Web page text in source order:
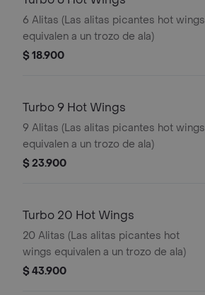
6 Alitas (Las alitas picantes hot wings
equivalen a un trozo de ala)
$ 18.900
Turbo 9 Hot Wings
9 Alitas (Las alitas picantes hot wings
equivalen a un trozo de ala)
$ 23.900
Turbo 20 Hot Wings
20 Alitas (Las alitas picantes hot
wings equivalen a un trozo de ala)
$ 43.900